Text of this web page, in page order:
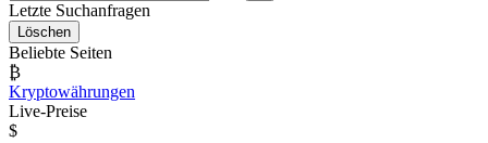
Letzte Suchanfragen
Löschen
Beliebte Seiten
₿
Kryptowährungen
Live-Preise
$